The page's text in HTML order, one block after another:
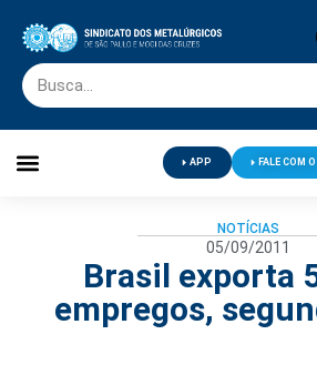
APP FALE COM
NOTÍCIAS
05/09/2011
Brasil exporta
empregos,